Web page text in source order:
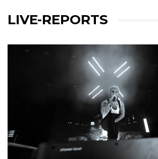
LIVE-REPORTS